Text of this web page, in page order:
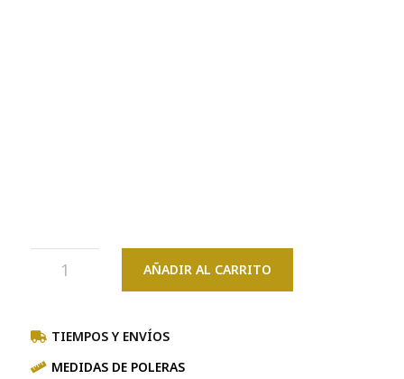
AÑADIR AL CARRITO
TIEMPOS Y ENVÍOS
MEDIDAS DE POLERAS